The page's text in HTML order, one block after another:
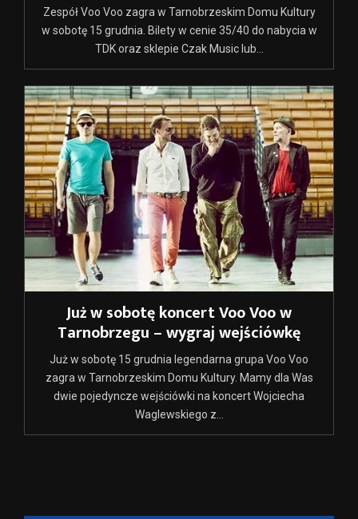
Zespół Voo Voo zagra w Tarnobrzeskim Domu Kultury
w sobotę 15 grudnia. Bilety w cenie 35/40 do nabycia w
TDK oraz sklepie Czak Music lub...
Już w sobotę koncert Voo Voo w
Tarnobrzegu – wygraj wejściówkę
Już w sobotę 15 grudnia legendarna grupa Voo Voo
zagra w Tarnobrzeskim Domu Kultury. Mamy dla Was
dwie pojedyncze wejściówki na koncert Wojciecha
Waglewskiego z...